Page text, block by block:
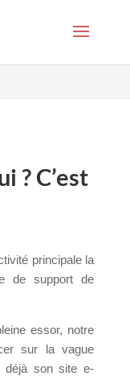
? C’est
principale la
de support de
essor, notre
sur la vague
déjà son site e-